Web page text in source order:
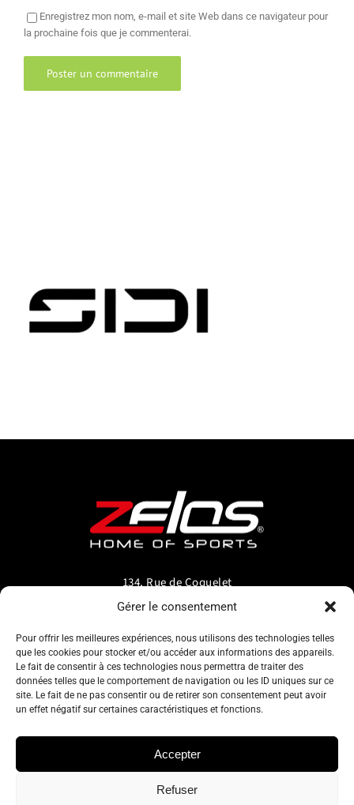
Gérer le consentement
Pour offrir les meilleures expériences, nous utilisons des technologies telles
que les cookies pour stocker et/ou accéder aux informations des appareils.
Le fait de consentir à ces technologies nous permettra de traiter des
données telles que le comportement de navigation ou les ID uniques sur ce
site. Le fait de ne pas consentir ou de retirer son consentement peut avoir
un effet négatif sur certaines caractéristiques et fonctions.
Accepter
Refuser
Enregistrez mon nom, e-mail et site Web dans ce navigateur pour
la prochaine fois que je commenterai.
134, Rue de Coquelet
5000 Bouge-Namur
info@zelos.be
Tel : +32(0) 81/20.83.97
TVA : 0695.625.206
–Conditions générales d’utilisation